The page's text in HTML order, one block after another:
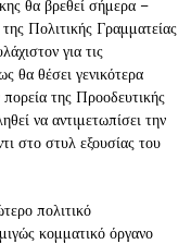
θα βρεθεί σήμερα –
Πολιτικής Γραμματείας
για τις
θα θέσει γενικότερα
της Προοδευτικής
να αντιμετωπίσει την
στο στυλ εξουσίας του
πολιτικό
κομματικό όργανο